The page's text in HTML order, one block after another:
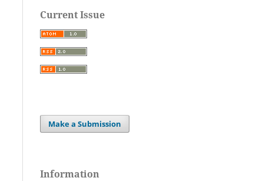
Current Issue
Make a Submission
Information